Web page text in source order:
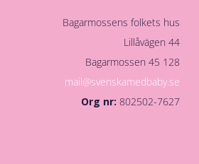
Bagarmossens folkets hus
Lillåvägen 44
128 45 Bagarmossen
mail@svenskamedbaby.se
Org nr:802502-7627